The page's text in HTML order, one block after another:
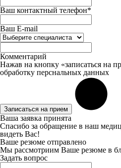
Ваш контактный телефон*
Ваш E-mail
Комментарий
Нажав на кнопку «записаться на
обработку перснальных данных
Записаться на прием
Ваша заявка принята
Спасибо за обращение в наш
видеть Вас!
Ваше резюме отправлено
Мы рассмотриим Ваше резюме в
Задать вопрос